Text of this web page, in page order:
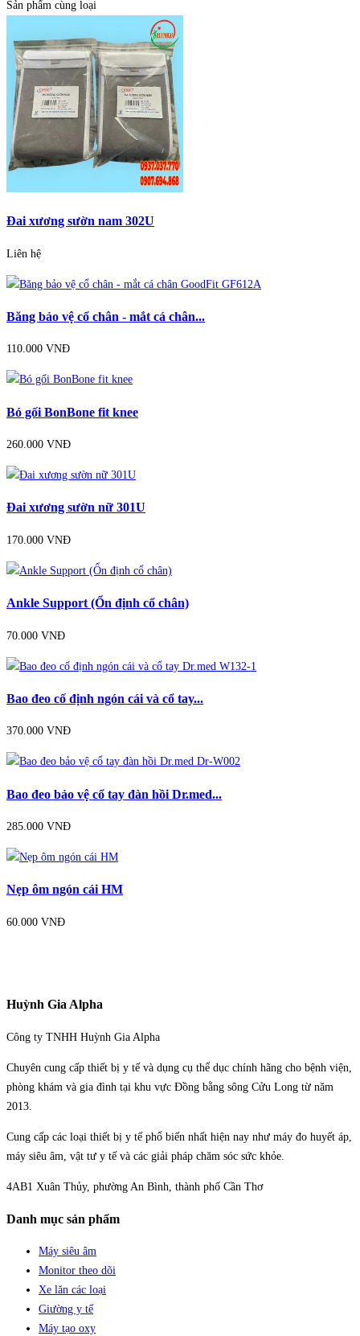
Sản phẩm cùng loại
Đai xương sườn nam 302U
Liên hệ
Băng bảo vệ cổ chân - mắt cá chân...
110.000 VNĐ
Bó gối BonBone fit knee
260.000 VNĐ
Đai xương sườn nữ 301U
170.000 VNĐ
Ankle Support (Ổn định cổ chân)
70.000 VNĐ
Bao đeo cố định ngón cái và cổ tay...
370.000 VNĐ
Bao đeo bảo vệ cổ tay đàn hồi Dr.med...
285.000 VNĐ
Nẹp ôm ngón cái HM
60.000 VNĐ
Huỳnh Gia Alpha
Công ty TNHH Huỳnh Gia Alpha
Chuyên cung cấp thiết bị y tế và dụng cụ thể dục chính hãng cho bệnh viện,
phòng khám và gia đình tại khu vực Đồng bằng sông Cửu Long từ năm
2013.
Cung cấp các loại thiết bị y tế phổ biến nhất hiện nay như máy đo huyết áp,
máy siêu âm, vật tư y tế và các giải pháp chăm sóc sức khỏe.
4AB1 Xuân Thủy, phường An Bình, thành phố Cần Thơ
Danh mục sản phẩm
Máy siêu âm
Monitor theo dõi
Xe lăn các loại
Giường y tế
Máy tạo oxy